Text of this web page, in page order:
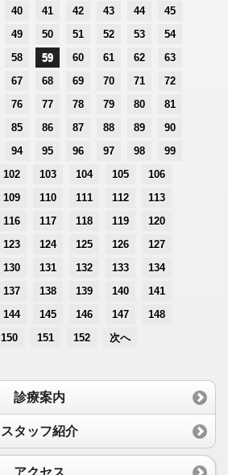
40 41 42 43 44
45
49 50 51 52 53
54
58 59 60 61 62
63
67 68 69 70 71
72
76 77 78 79 80
81
85 86 87 88 89
90
94 95 96 97 98
99
102 103 104 105
106
109 110 111 112
113
116 117 118 119
120
123 124 125 126
127
130 131 132 133
134
137 138 139 140
141
144 145 146 147
148
150 151 152 次へ
診療案内
スタッフ紹介
アクセス